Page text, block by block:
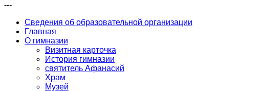
---
Сведения об образовательной организации
Главная
О гимназии
Визитная карточка
История гимназии
святитель Афанасий
Храм
Музей